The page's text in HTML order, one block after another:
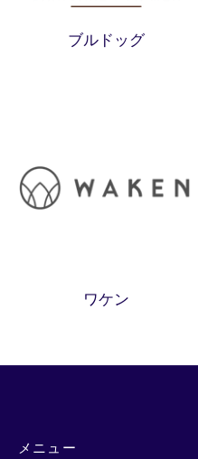
ブルドッグ
ワケン
メニュー